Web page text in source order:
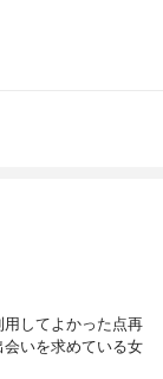
してよかった点再
いを求めている女